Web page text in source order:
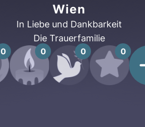
Wien
In Liebe und Dankbarkeit
Die Trauerfamilie
0 0 0 0